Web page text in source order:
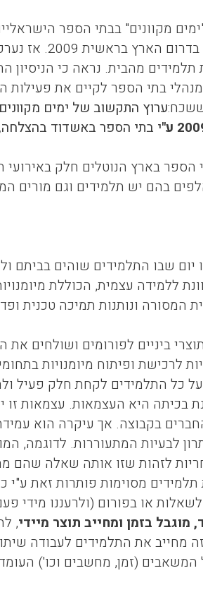
מחודשת להפעלתם
מהבית. נראה כי הניסיון
בתי הספר לקיים את פעילות
ערוץ התקשוב של ימים מקוונים
י בתי הספר באשדוד
עדיין היקף בתי הספר בארץ הנוטלים
יום שבו התלמידים שוהים
ללמידה עצמית, הכוללת
המסורה ונותנות תמיכה טכנית
ביניים לפורומים ושולחים
לרכישת ופיתוח מיומנויות
כל התלמידים לקחת חלק פעיל
בכיתה היא העצמאות. עצמאות זו
בקבוצה. אך עיקרה הוא
לבעיות המתעוררות. לדוגמה,
לזהות שזו אותה שאלה שהם
מסוימות פותרות זאת
או בפורום (ולרעננו מידי
בזמן ומחייב תוצר מיידי,
מחייב את התלמידים לעבודה
המשאבים (זמן, מחשבים וכו')